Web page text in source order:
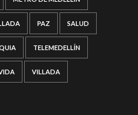
PAZ SALUD
TELEMEDELLÍN
VILLADA